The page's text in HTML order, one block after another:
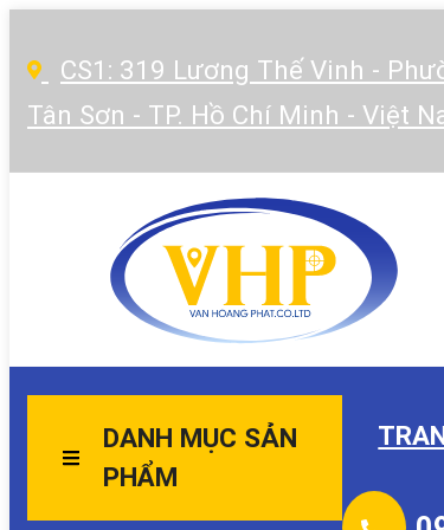
CS1: 319 Lương Thế Vinh -
Tân Sơn - TP. Hồ Chí Minh - Việt
DANH MỤC SẢN
PHẨM